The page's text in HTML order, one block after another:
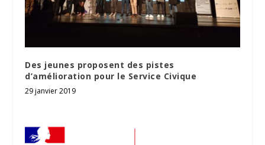
Des jeunes proposent des pistes
d’amélioration pour le Service Civique
29 janvier 2019